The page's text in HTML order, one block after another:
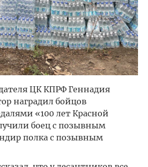
ЦК КПРФ Геннадия
наградил бойцов
«100 лет Красной
боец с позывным
полка с позывным